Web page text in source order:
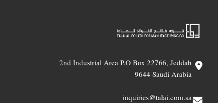
2nd Industrial Area P.O Box 22766, Jeddah
9644 Saudi Arabia
inquiries@talai.com.sa